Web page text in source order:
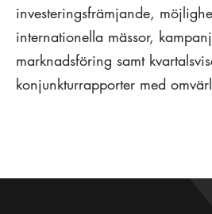
investeringsfrämjande,
internationella mässor,
marknadsföring samt
konjunkturrapporter med